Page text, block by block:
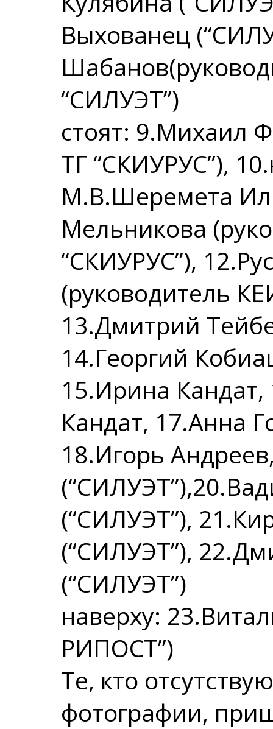
Выхованец
“СИЛУЭТ”)
стоят: 9.Михаил
ТГ “СКИУРУС”),
М.В.Шеремета
Мельникова
“СКИУРУС”),
(руководитель
13.Дмитрий
14.Георгий
15.Ирина
Кандат, 17.Анна
18.Игорь
(“СИЛУЭТ”),
(“СИЛУЭТ”),
(“СИЛУЭТ”)
наверху:
РИПОСТ”)
Те, кто
фотографии,